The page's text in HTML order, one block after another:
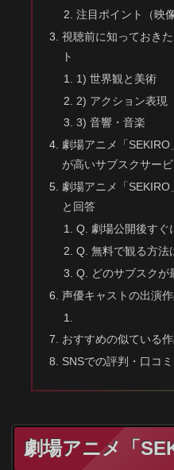
注目ポイント（映
視聴前に知っておき
ト
1) 世界観と美術
2) アクション表現
3) 音響・音楽
劇場アニメ「
が高いサブスクサービ
劇場アニメ「
と回答
Q. 劇場公開後すぐ
Q. 無料で観る方法
Q. どのサブスクが
声優キャストの出演
おすすめの似ている
SNSでの評判・口コ
劇場アニメ「